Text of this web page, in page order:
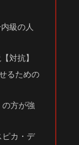
級の人
対抗】
るための
方が強
ピカ・デ